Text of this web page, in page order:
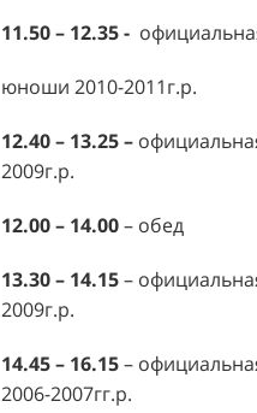
11.50 – 12.35 -
юноши 2010-2011г.р.
12.40 – 13.25 –
2009г.р.
12.00 – 14.00– обед
13.30 – 14.15–
2009г.р.
14.45 – 16.15–
2006-2007гг.р.